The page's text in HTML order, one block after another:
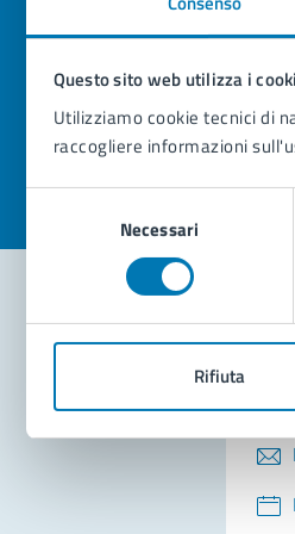
Questo sito web utilizza i
Utilizziamo cookie tecnici di
raccogliere informazioni
consenso
Necessari
Rifiuta